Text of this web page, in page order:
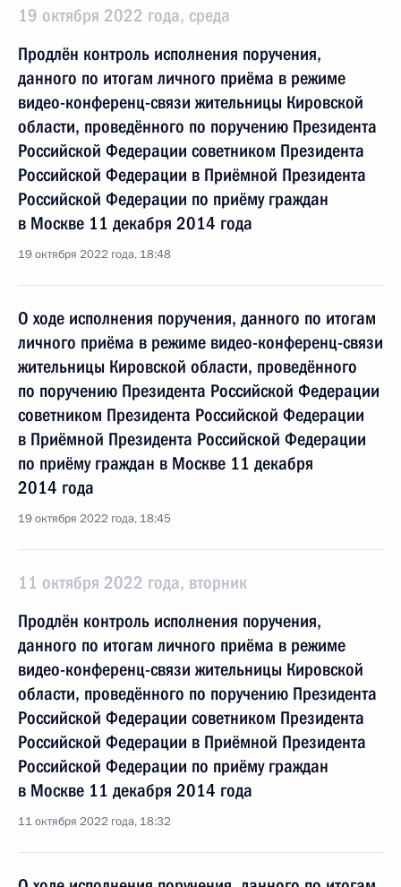
19 октября 2022 года, среда
Продлён контроль исполнения поручения,
данного по итогам личного приёма в режиме
видео-конференц-связи жительницы Кировской
области, проведённого по поручению Президента
Российской Федерации советником Президента
Российской Федерации в Приёмной Президента
Российской Федерации по приёму граждан
в Москве 11 декабря 2014 года
19 октября 2022 года, 18:48
О ходе исполнения поручения, данного по итогам
личного приёма в режиме видео-конференц-связи
жительницы Кировской области, проведённого
по поручению Президента Российской Федерации
советником Президента Российской Федерации
в Приёмной Президента Российской Федерации
по приёму граждан в Москве 11 декабря
2014 года
19 октября 2022 года, 18:45
11 октября 2022 года, вторник
Продлён контроль исполнения поручения,
данного по итогам личного приёма в режиме
видео-конференц-связи жительницы Кировской
области, проведённого по поручению Президента
Российской Федерации советником Президента
Российской Федерации в Приёмной Президента
Российской Федерации по приёму граждан
в Москве 11 декабря 2014 года
11 октября 2022 года, 18:32